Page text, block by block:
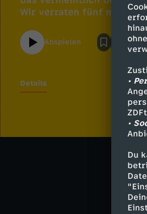
•
•
Du
Wir verraten fünf miese
Abspielen
Details